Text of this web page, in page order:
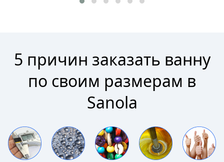
5 причин заказать ванну
по своим размерам в
Sanola